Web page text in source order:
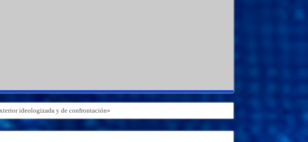
ideologizada y de confrontación»